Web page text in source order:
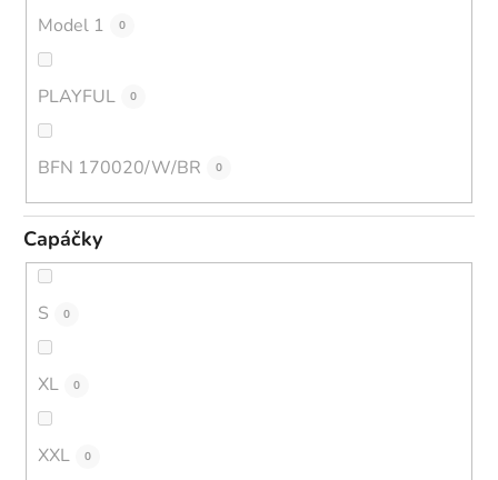
Model 1 0
PLAYFUL 0
BFN 170020/W/BR 0
Capáčky
S 0
XL 0
XXL 0